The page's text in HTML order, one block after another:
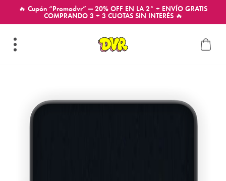
🔥 Cupón “Promodvr” — 20% OFF EN LA 2° + ENVÍO GRATIS
COMPRANDO 3 + 3 CUOTAS SIN INTERÉS 🔥